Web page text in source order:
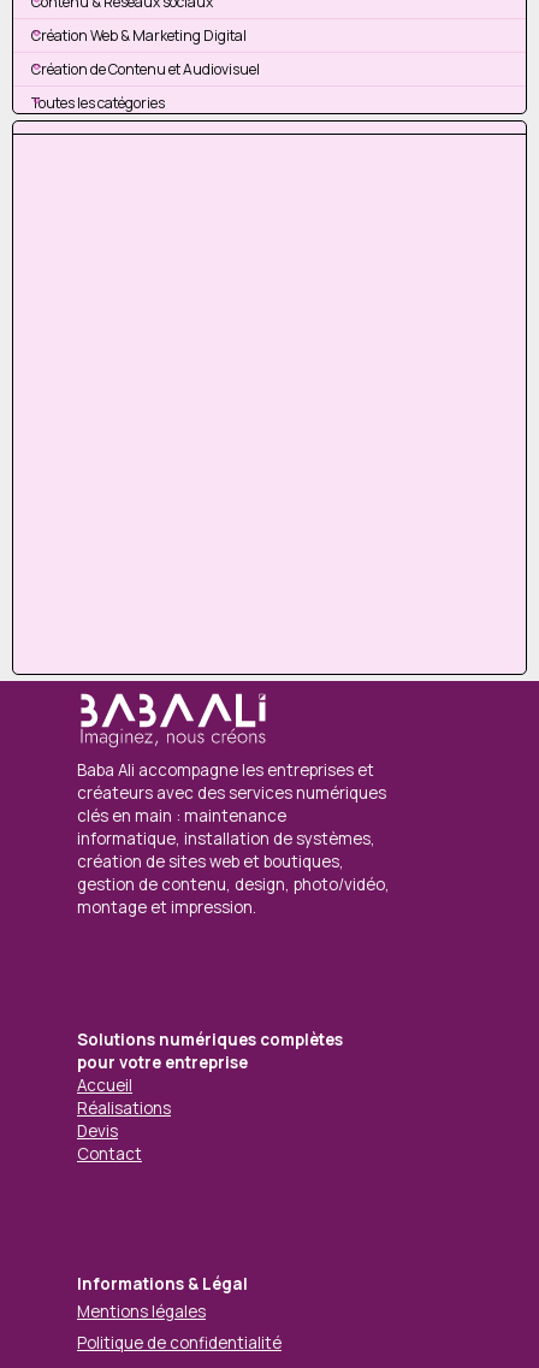
Création Web & Marketing Digital
Création de Contenu et Audiovisuel
Toutes les catégories
Sauter le bloc
Solutions numériques complètes
pour votre entreprise
Accueil
Réalisations
Devis
Contact
Informations & Légal
Mentions légales
Politique de confidentialité
Baba Ali accompagne les entreprises et
créateurs avec des services numériques
clés en main : maintenance
informatique, installation de systèmes,
création de sites web et boutiques,
gestion de contenu, design, photo/vidéo,
montage et impression.